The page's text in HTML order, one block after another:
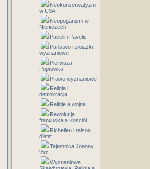
Neokonserwatyzm
w USA
Neopoganizm w
Niemczech
Pacelli i Pavelic
Państwo i związki
wyznaniowe
Pierwsza
Poprawka
Prawo wyznaniowe
Religia i
demokracja
Religie a wojna
Rewolucja
francuska a Kościół
Richelieu i raison
d'état
Tajemnica Joanny
'Arc
Wyznaniowa